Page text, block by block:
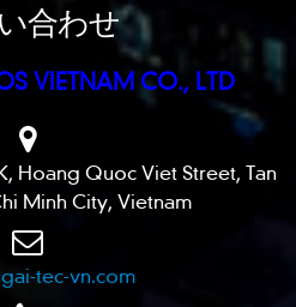
合わせ
VIETNAM CO., LTD
Hoang Quoc Viet Street, Tan
Minh City, Vietnam
tec-vn.com